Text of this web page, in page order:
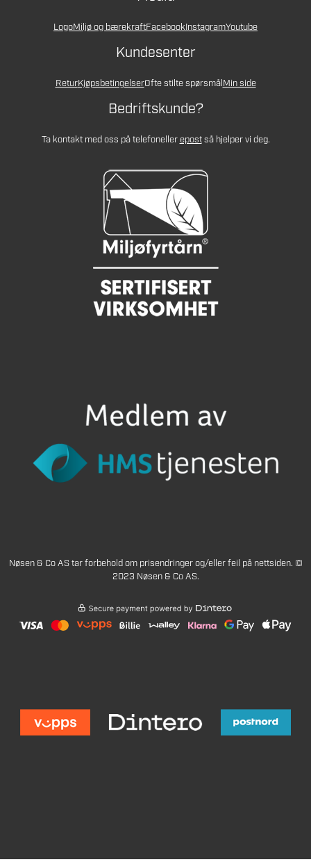
LogoMiljø og bærekraftFacebookInstagramYoutube
Kundesenter
ReturKjøpsbetingelserOfte stilte spørsmålMin side
Bedriftskunde?
Ta kontakt med oss på telefonellerepostså hjelper vi deg.
Nøsen & Co AS tar forbehold om prisendringer og/eller feil på nettsiden. ©
2023 Nøsen & Co AS.